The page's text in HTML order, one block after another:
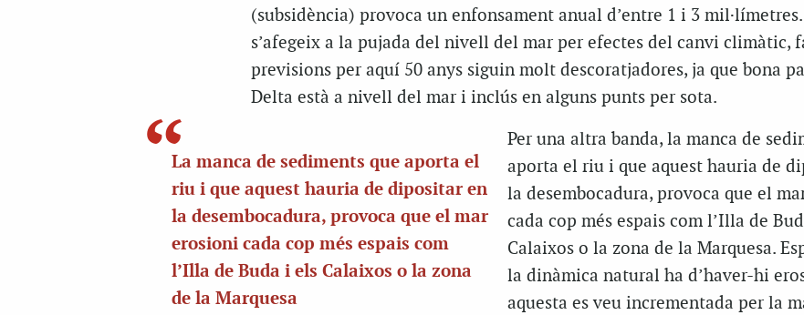
(subsidència) provoca un enfonsament anual d’entre 1 i 3
s’afegeix a la pujada del nivell del mar per efectes del canvi climàtic,
previsions per aquí 50 anys siguin molt descoratjadores, ja que bona
Delta està a nivell del mar i inclús en alguns punts per sota.
La manca de sediments que aporta el
riu i que aquest hauria de dipositar en
la desembocadura, provoca que el mar
erosioni cada cop més espais com
l’Illa de Buda i els Calaixos o la zona
de la Marquesa
Per una altra banda, la manca de
aporta el riu i que aquest hauria de
la desembocadura, provoca que el
cada cop més espais com l’Illa de
Calaixos o la zona de la Marquesa.
la dinàmica natural ha d’haver-hi
aquesta es veu incrementada per la